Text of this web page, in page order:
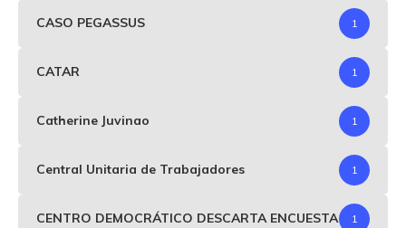
CASO PEGASSUS 1
CATAR 1
Catherine Juvinao 1
Central Unitaria de Trabajadores 1
CENTRO DEMOCRÁTICO DESCARTA ENCUESTA 1